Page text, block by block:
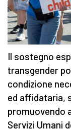
Il sostegno
transgender
condizione
ed affidataria,
promuovendo
Servizi Umani